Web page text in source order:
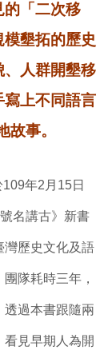
的「二次移
墾拓的歷史
人群開墾移
寫上不同語言
事。
年2月15日
名講古》新書
灣歷史文化及語
隊耗時三年，
透過本書跟隨兩
見早期人為開